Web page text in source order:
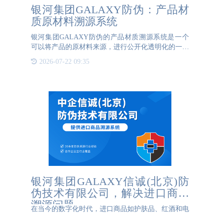
银河集团GALAXY防伪：产品材
质原材料溯源系统
银河集团GALAXY防伪的产品材质溯源系统是一个
可以将产品的原材料来源，进行公开化透明化的一个
产品展示平台，旨在确保产品的材质材料从源头到最
2026-07-22 09:35
银河集团GALAXY信诚(北京)防
伪技术有限公司，解决进口商品
溯源问题
在当今的数字化时代，进口商品如护肤品、红酒和电